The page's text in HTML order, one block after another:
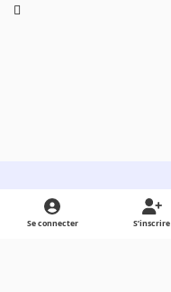
Light ModeDark ModeSystem Preference
Se connecter S’inscrire